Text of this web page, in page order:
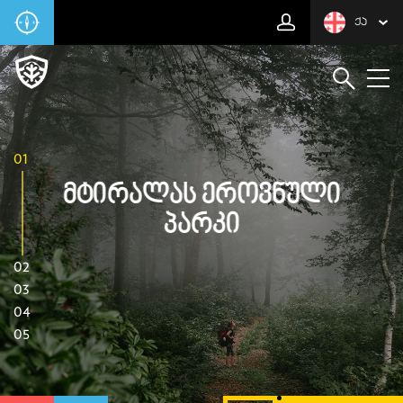
ᲥᲐ
01
02
03
04
05
Მტირალას Ეროვნული
Პარკი